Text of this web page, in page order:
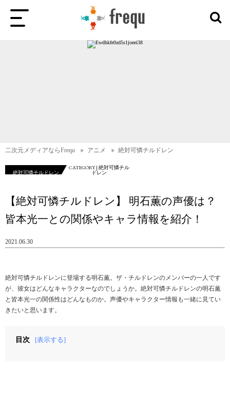
二次元メディアならFrequ アニメ 絶対可憐チルドレン
絶対可憐チルドレン
CATEGORY | 絶対可憐チル
ドレン
【絶対可憐チルドレン】 明石薫の声優は？
皆本光一との関係やキャラ情報を紹介！
2021.06.30
絶対可憐チルドレンに登場する明石薫。ザ・チルドレンのメンバーの一人です
が、彼女はどんなキャラクターなのでしょうか。絶対可憐チルドレンの明石薫
と皆本光一の関係性はどんなものか。声優やキャラクター情報も一緒に見てい
きたいと思います。
目次 [表示する]